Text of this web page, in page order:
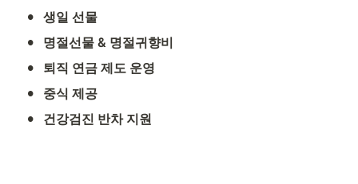
• 생일 선물
• 명절선물 & 명절귀향비
• 퇴직 연금 제도 운영
• 중식 제공
• 건강검진 반차 지원